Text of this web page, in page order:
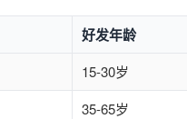
好发年龄
15-30岁
35-65岁